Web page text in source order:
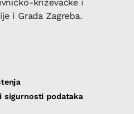
križevačke i
i Grada Zagreba.
sigurnosti podataka